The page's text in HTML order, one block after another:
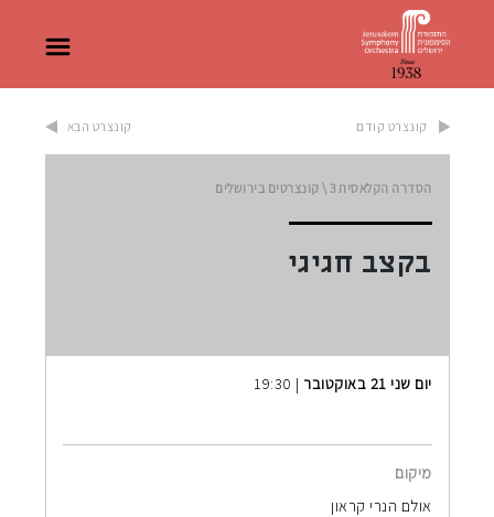
קונצרט קודם קונצרט הבא
הסדרה הקלאסית3 \ קונצרטים בירושלים
בקצב חגיגי
יום שני 21 באוקטובר | 19:30
מיקום
אולם הנרי קראון